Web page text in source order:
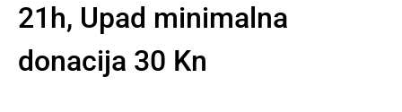
21h, Upad minimalna
donacija 30 Kn